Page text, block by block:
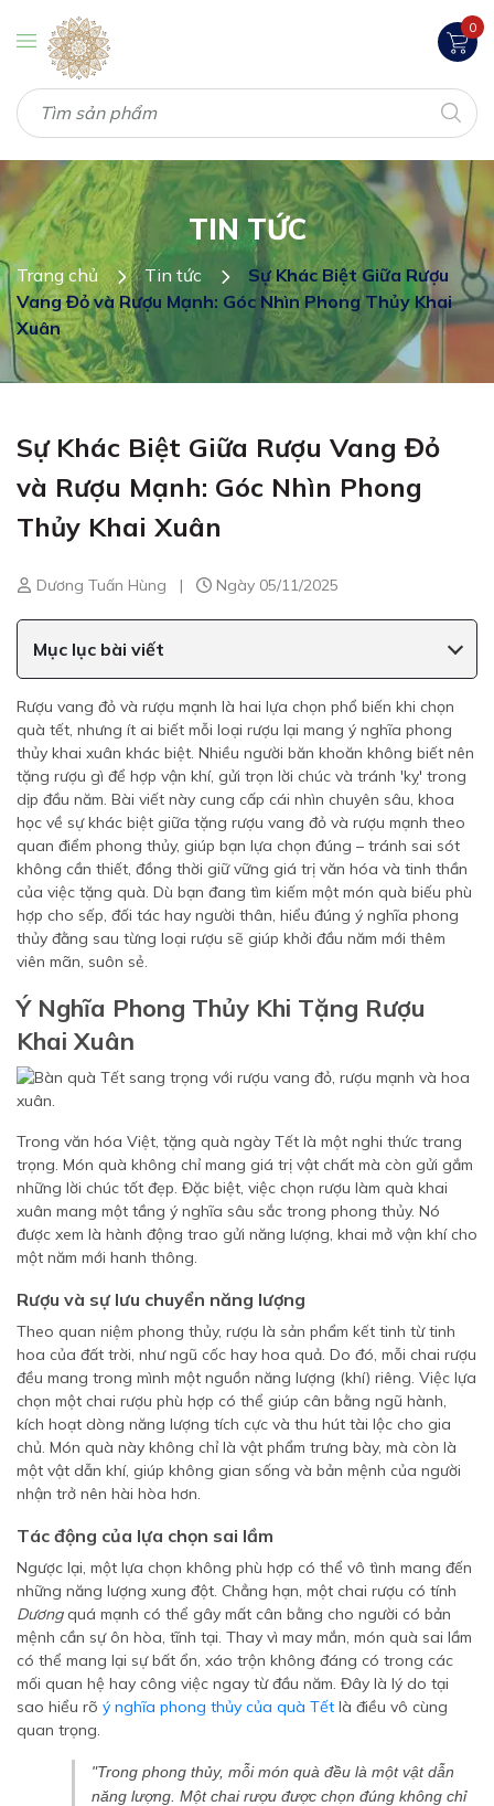
0
TIN TỨC
Trang chủ Tin tức
Sự Khác Biệt Giữa Rượu
Vang Đỏ và Rượu Mạnh: Góc Nhìn Phong Thủy Khai
Xuân
Sự Khác Biệt Giữa Rượu Vang Đỏ
và Rượu Mạnh: Góc Nhìn Phong
Thủy Khai Xuân
Dương Tuấn Hùng | Ngày 05/11/2025
Mục lục bài viết
Rượu vang đỏ và rượu mạnh là hai lựa chọn phổ biến khi chọn
quà tết, nhưng ít ai biết mỗi loại rượu lại mang ý nghĩa phong
thủy khai xuân khác biệt. Nhiều người băn khoăn không biết nên
tặng rượu gì để hợp vận khí, gửi trọn lời chúc và tránh 'kỵ' trong
dịp đầu năm. Bài viết này cung cấp cái nhìn chuyên sâu, khoa
học về sự khác biệt giữa tặng rượu vang đỏ và rượu mạnh theo
quan điểm phong thủy, giúp bạn lựa chọn đúng – tránh sai sót
không cần thiết, đồng thời giữ vững giá trị văn hóa và tinh thần
của việc tặng quà. Dù bạn đang tìm kiếm một món quà biếu phù
hợp cho sếp, đối tác hay người thân, hiểu đúng ý nghĩa phong
thủy đằng sau từng loại rượu sẽ giúp khởi đầu năm mới thêm
viên mãn, suôn sẻ.
Ý Nghĩa Phong Thủy Khi Tặng Rượu
Khai Xuân
Trong văn hóa Việt, tặng quà ngày Tết là một nghi thức trang
trọng. Món quà không chỉ mang giá trị vật chất mà còn gửi gắm
những lời chúc tốt đẹp. Đặc biệt, việc chọn rượu làm quà khai
xuân mang một tầng ý nghĩa sâu sắc trong phong thủy. Nó
được xem là hành động trao gửi năng lượng, khai mở vận khí cho
một năm mới hanh thông.
Rượu và sự lưu chuyển năng lượng
Theo quan niệm phong thủy, rượu là sản phẩm kết tinh từ tinh
hoa của đất trời, như ngũ cốc hay hoa quả. Do đó, mỗi chai rượu
đều mang trong mình một nguồn năng lượng (khí) riêng. Việc lựa
chọn một chai rượu phù hợp có thể giúp cân bằng ngũ hành,
kích hoạt dòng năng lượng tích cực và thu hút tài lộc cho gia
chủ. Món quà này không chỉ là vật phẩm trưng bày, mà còn là
một vật dẫn khí, giúp không gian sống và bản mệnh của người
nhận trở nên hài hòa hơn.
Tác động của lựa chọn sai lầm
Ngược lại, một lựa chọn không phù hợp có thể vô tình mang đến
những năng lượng xung đột. Chẳng hạn, một chai rượu có tính
Dươngquá mạnh có thể gây mất cân bằng cho người có bản
mệnh cần sự ôn hòa, tĩnh tại. Thay vì may mắn, món quà sai lầm
có thể mang lại sự bất ổn, xáo trộn không đáng có trong các
mối quan hệ hay công việc ngay từ đầu năm. Đây là lý do tại
sao hiểu rõ ý nghĩa phong thủy của quà Tết là điều vô cùng
quan trọng.
"Trong phong thủy, mỗi món quà đều là một vật dẫn
năng lượng. Một chai rượu được chọn đúng không chỉ